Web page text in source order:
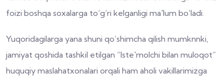
foizi boshqa soxalarga to‘g‘ri kelganligi ma'lum bo‘ladi.
Yuqoridagilarga yana shuni qo‘shimcha qilish mumknnki,
jamiyat qoshida tashkil etilgan “Iste'molchi bilan muloqot”
huquqiy maslahatxonalari orqali ham aholi vakillarimizga